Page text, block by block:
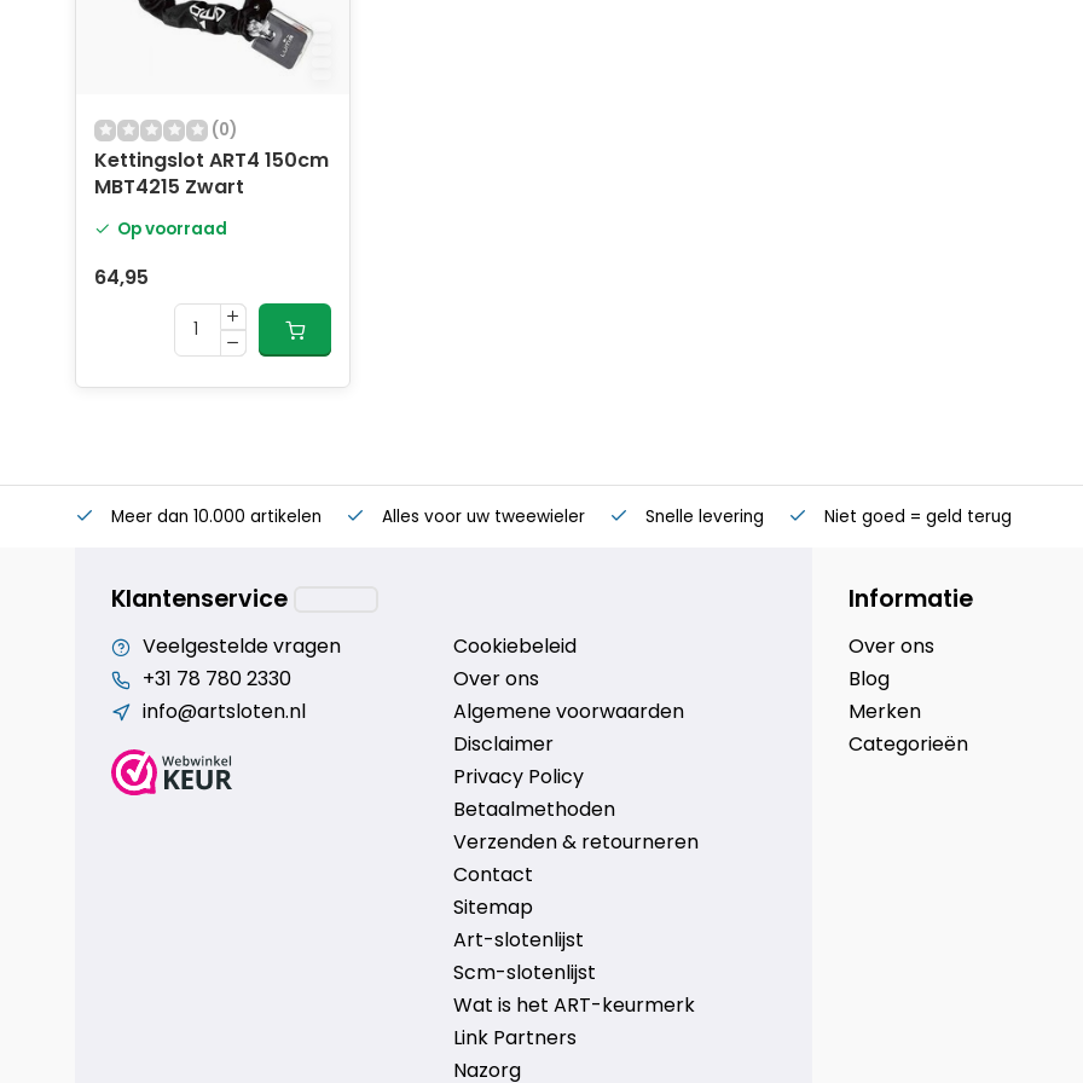
(0)
Kettingslot ART4 150cm
MBT4215 Zwart
Op voorraad
64,95
Meer dan 10.000 artikelen Alles voor uw tweewieler Snelle levering Niet goed = geld terug
Klantenservice
Veelgestelde vragen
+31 78 780 2330
info@artsloten.nl
Cookiebeleid
Over ons
Algemene voorwaarden
Disclaimer
Privacy Policy
Betaalmethoden
Verzenden & retourneren
Contact
Sitemap
Art-slotenlijst
Scm-slotenlijst
Wat is het ART-keurmerk
Link Partners
Nazorg
Informatie
Over ons
Blog
Merken
Categorieën